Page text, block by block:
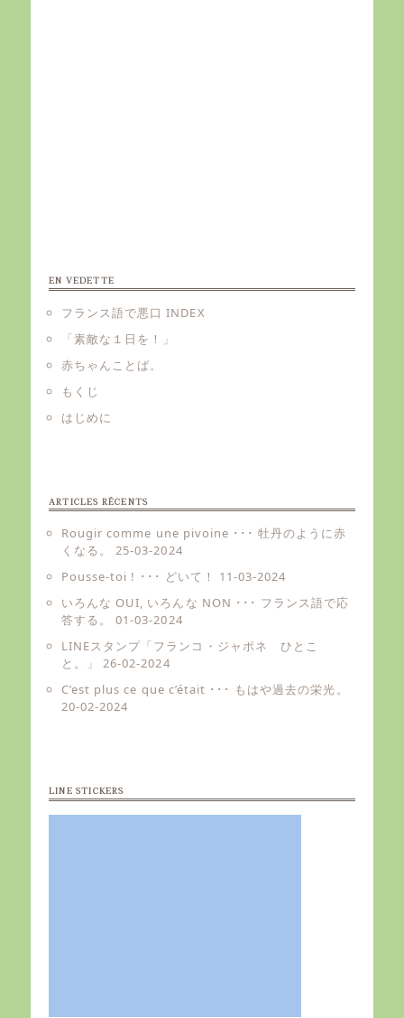
EN VEDETTE
フランス語で悪口 INDEX
「素敵な１日を！」
赤ちゃんことば。
もくじ
はじめに
ARTICLES RÉCENTS
Rougir comme une pivoine ･･･ 牡丹のように赤
くなる。
25-03-2024
Pousse-toi ! ･･･ どいて！
11-03-2024
いろんな OUI, いろんな NON ･･･ フランス語で応
答する。
01-03-2024
LINEスタンプ「フランコ・ジャポネ ひとこ
と。」
26-02-2024
C’est plus ce que c’était ･･･ もはや過去の栄光。
20-02-2024
LINE STICKERS